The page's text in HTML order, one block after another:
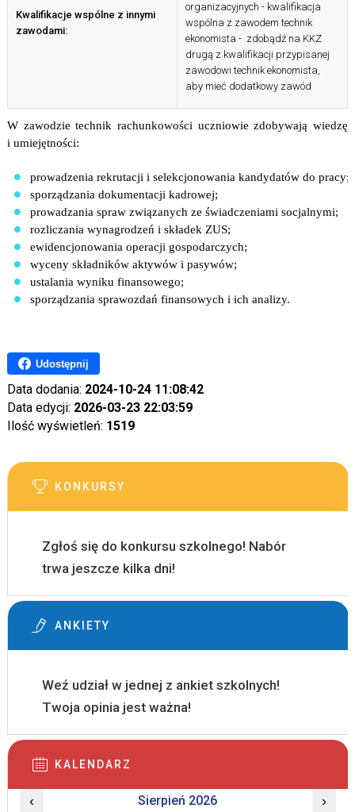
Kwalifikacje wspólne z innymi
zawodami:
organizacyjnych - kwalifikacja
wspólna z zawodem technik
ekonomista - zdobądź na KKZ
drugą z kwalifikacji przypisanej
zawodowi technik ekonomista,
aby mieć dodatkowy zawód
W zawodzie technik rachunkowości uczniowie zdobywają wiedzę
i umiejętności:
prowadzenia rekrutacji i selekcjonowania kandydatów do pracy;
sporządzania dokumentacji kadrowej;
prowadzania spraw związanych ze świadczeniami socjalnymi;
rozliczania wynagrodzeń i składek ZUS;
ewidencjonowania operacji gospodarczych;
wyceny składników aktywów i pasywów;
ustalania wyniku finansowego;
sporządzania sprawozdań finansowych i ich analizy.
Udostępnij
Data dodania: 2024-10-24 11:08:42
Data edycji: 2026-03-23 22:03:59
Ilość wyświetleń: 1519
KONKURSY
Zgłoś się do konkursu szkolnego! Nabór
trwa jeszcze kilka dni!
ANKIETY
Weź udział w jednej z ankiet szkolnych!
Twoja opinia jest ważna!
KALENDARZ
‹ Sierpień 2026 ›